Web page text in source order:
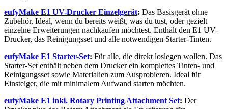
eufyMake E1 UV-Drucker Einzelgerät: Das Basisgerät ohne
Zubehör. Ideal, wenn du bereits weißt, was du tust, oder gezielt
einzelne Erweiterungen nachkaufen möchtest. Enthält den E1 UV-
Drucker, das Reinigungsset und alle notwendigen Starter-Tinten.
eufyMake E1 Starter-Set: Für alle, die direkt loslegen wollen. Das
Starter-Set enthält neben dem Drucker ein komplettes Tinten- und
Reinigungsset sowie Materialien zum Ausprobieren. Ideal für
Einsteiger, die mit minimalem Aufwand starten möchten.
eufyMake E1 inkl. Rotary Printing Attachment Set: Der